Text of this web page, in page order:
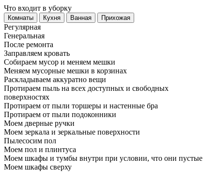
Что входит в уборку
Регу­лярная
Гене­ральная
После ремонта
Заправляем кровать
Собираем мусор и меняем мешки
Меняем мусорные мешки в корзинах
Раскладываем аккуратно вещи
Протираем пыль на всех доступных и свободных
поверхностях
Протираем от пыли торшеры и настенные бра
Протираем от пыли подоконники
Моем дверные ручки
Моем зеркала и зеркальные поверхности
Пылесосим пол
Моем пол и плинтуса
Моем шкафы и тумбы внутри при условии, что они пустые
Моем шкафы сверху